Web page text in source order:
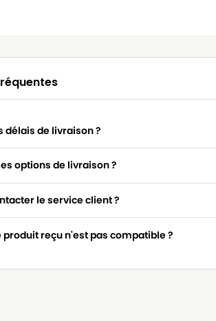
délais de livraison ?
options de livraison ?
le service client ?
produit reçu n'est pas compatible ?